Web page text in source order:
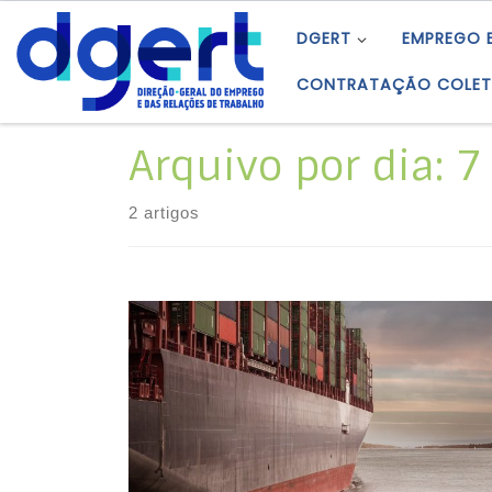
Skip to content DGERT EMPREGO
CONTRATAÇÃO
Arquivo por dia:
2 artigos
O Sindicato Nacional dos Estivadores,
Trabalhadores do Trafego, Conferentes
Marítimos e outros comunicou, mediante
aviso prévio, que os trabalhadores portuários
integrados no respetivo âmbito estatutário,
seus representados que exerçam a sua
atividade profissional na área do porto de
Lisboa e nas empresas de estiva, nas